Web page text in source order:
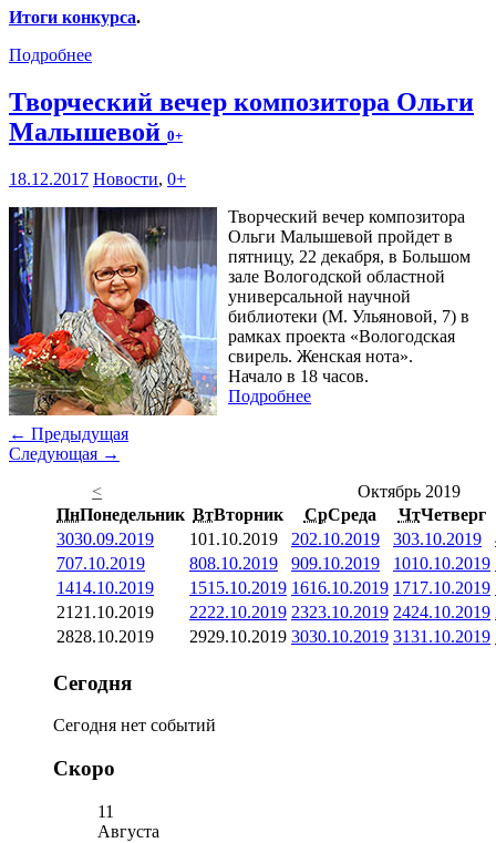
Итоги конкурса.
Подробнее
Творческий вечер композитора Ольги
Малышевой 0+
18.12.2017 Новости, 0+
Творческий вечер композитора
Ольги Малышевой пройдет в
пятницу, 22 декабря, в Большом
зале Вологодской областной
универсальной научной
библиотеки (М. Ульяновой, 7) в
рамках проекта «Вологодская
свирель. Женская нота».
Начало в 18 часов.
Подробнее
← Предыдущая
Следующая →
<
Октябрь 2019
ПнПонедельник ВтВторник СрСреда ЧтЧетверг
3030.09.2019 101.10.2019 202.10.2019 303.10.2019
707.10.2019 808.10.2019 909.10.2019 1010.10.2019
1414.10.2019 1515.10.2019 1616.10.2019 1717.10.2019
21 21.10.2019 2222.10.2019 2323.10.2019 2424.10.2019
2828.10.2019 2929.10.2019 3030.10.2019 3131.10.2019
Сегодня
Сегодня нет событий
Скоро
11
Августа